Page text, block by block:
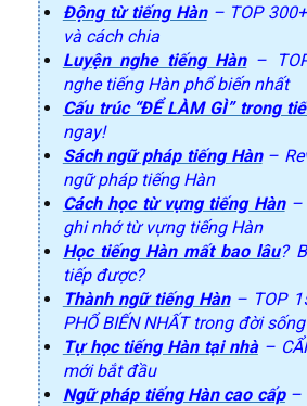
Động từ tiếng Hàn– TOP
và cách chia
Luyện nghe tiếng Hàn–
nghe tiếng Hàn phổ biến nhất
Cấu trúc “ĐỂ LÀM GÌ” trong
ngay!
Sách ngữ pháp tiếng Hàn–
ngữ pháp tiếng Hàn
Cách học từ vựng tiếng Hàn–
ghi nhớ từ vựng tiếng Hàn
Học tiếng Hàn mất bao lâu?
tiếp được?
Thành ngữ tiếng Hàn– TOP
PHỔ BIẾN NHẤT trong đời sống
Tự học tiếng Hàn tại nhà–
mới bắt đầu
Ngữ pháp tiếng Hàn cao cấp–